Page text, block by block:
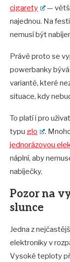
cigarety
—
najednou. Na
nemusí být
Právě proto se
powerbanky
variantě, které
situace, kdy
To platí i pro
typu glo
.
jednorázovou
náplní, aby
nabíječky.
Pozor na
slunce
Jedna z
elektroniky v
Vysoké teploty